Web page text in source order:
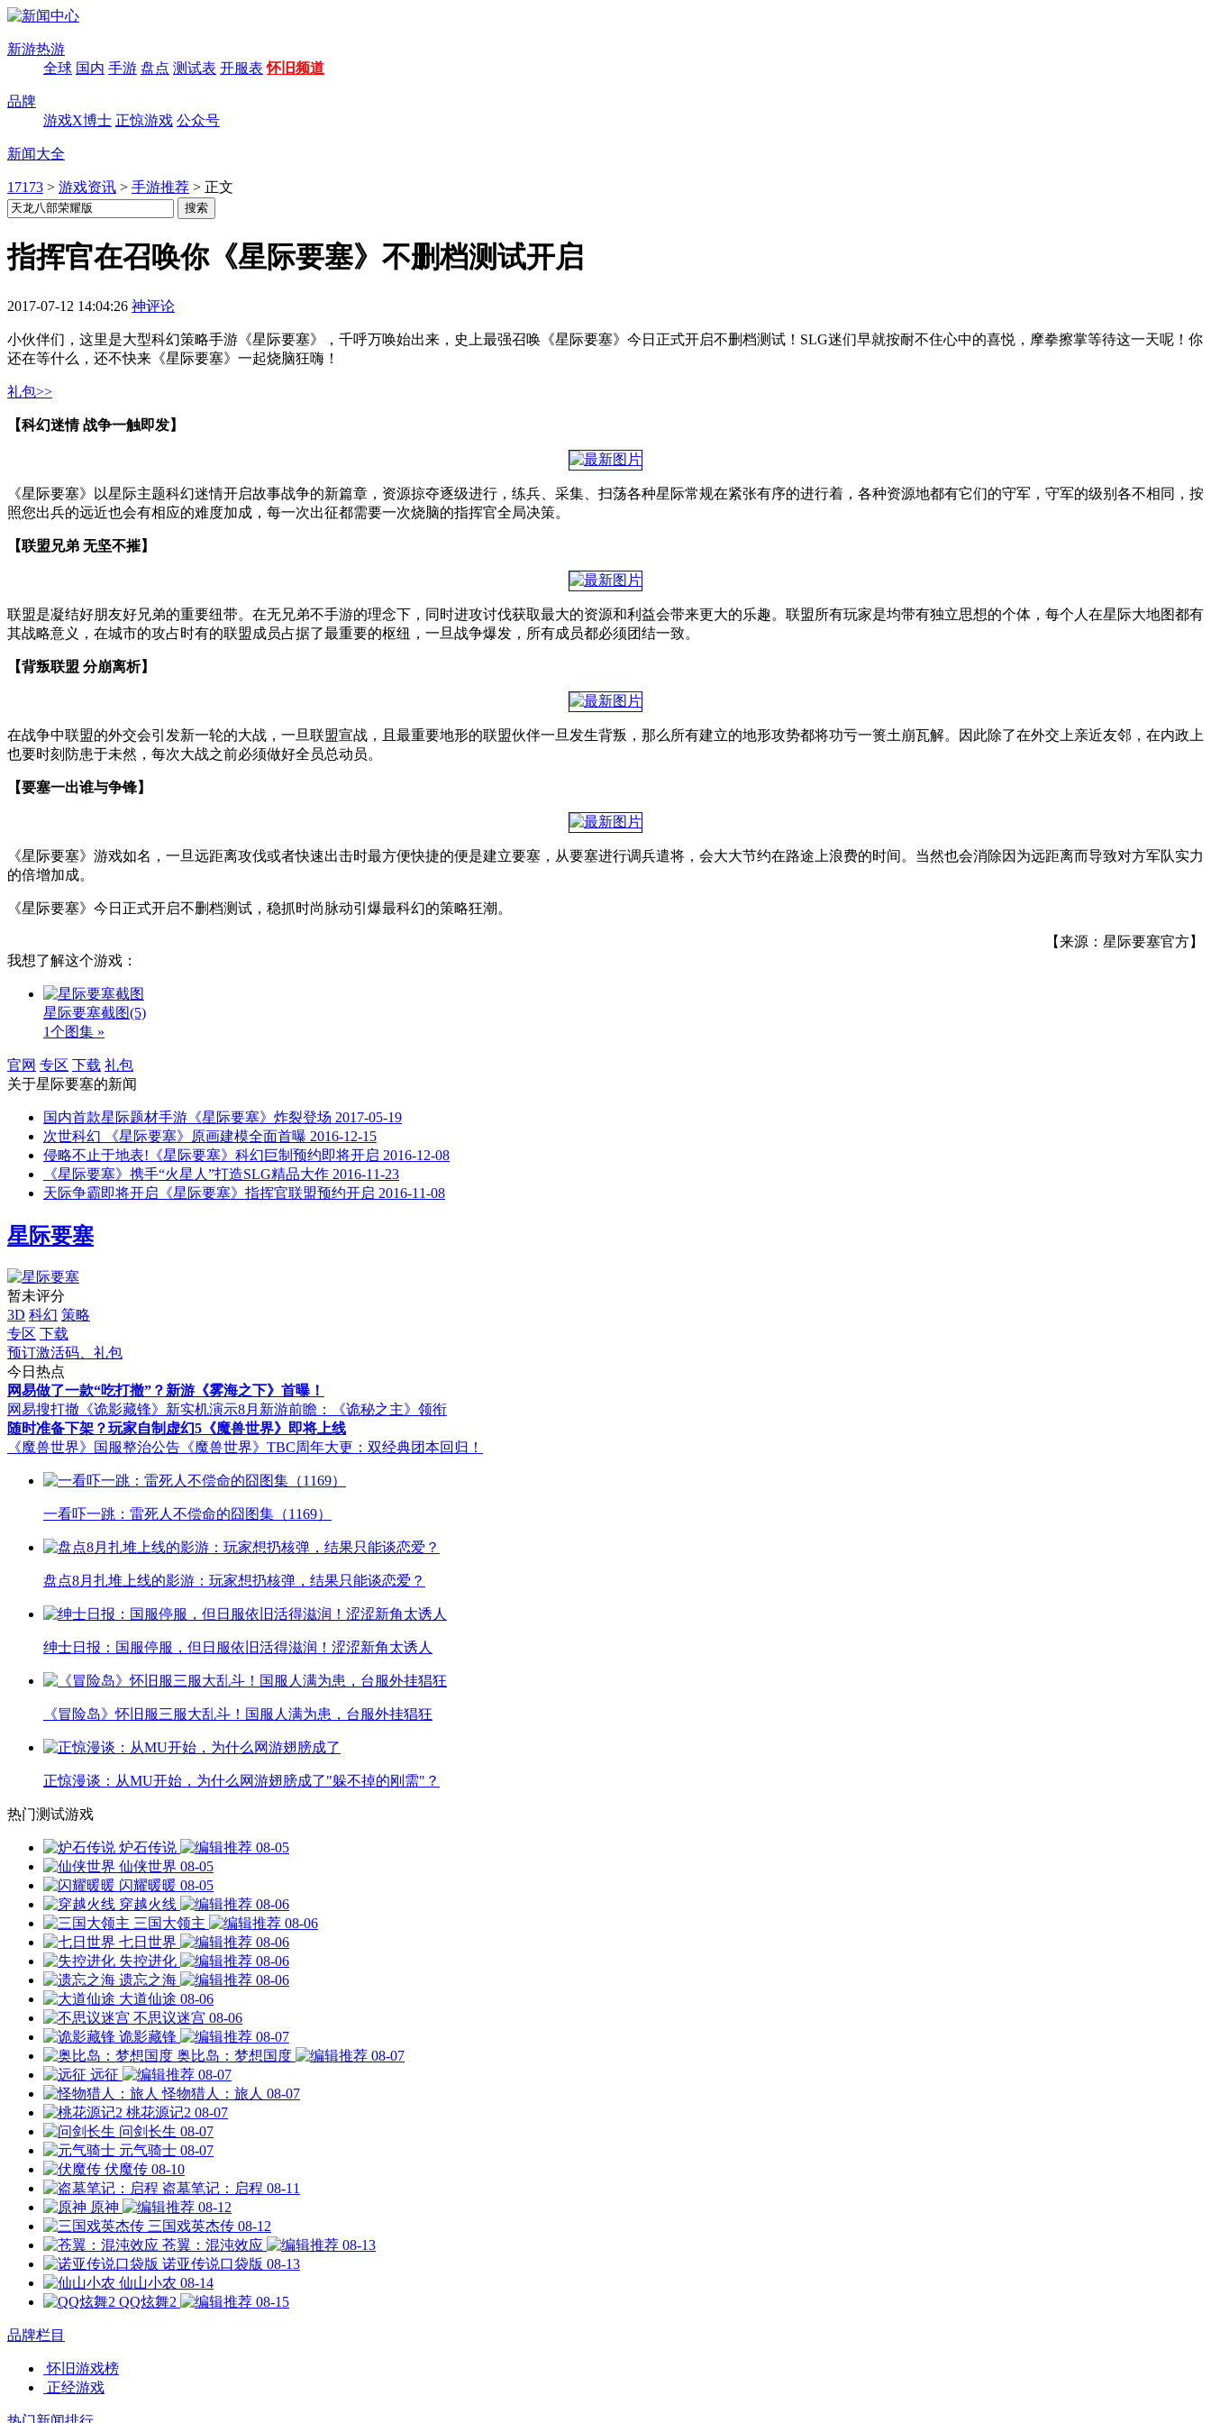
新游热游
全球 国内 手游 盘点 测试表 开服表 怀旧频道
品牌
游戏X博士 正惊游戏 公众号
新闻大全
17173 > 游戏资讯 > 手游推荐 > 正文
指挥官在召唤你《星际要塞》不删档测试开启
2017-07-12 14:04:26 神评论
小伙伴们，这里是大型科幻策略手游《星际要塞》，千呼万唤始出来，史上最强召唤《星际要塞》今日正式开启不删档测试！SLG迷们早就按耐不住心中的喜悦，摩拳擦掌等待这一天呢！你
还在等什么，还不快来《星际要塞》一起烧脑狂嗨！
礼包>>
【科幻迷情 战争一触即发】
《星际要塞》以星际主题科幻迷情开启故事战争的新篇章，资源掠夺逐级进行，练兵、采集、扫荡各种星际常规在紧张有序的进行着，各种资源地都有它们的守军，守军的级别各不相同，按
照您出兵的远近也会有相应的难度加成，每一次出征都需要一次烧脑的指挥官全局决策。
【联盟兄弟 无坚不摧】
联盟是凝结好朋友好兄弟的重要纽带。在无兄弟不手游的理念下，同时进攻讨伐获取最大的资源和利益会带来更大的乐趣。联盟所有玩家是均带有独立思想的个体，每个人在星际大地图都有
其战略意义，在城市的攻占时有的联盟成员占据了最重要的枢纽，一旦战争爆发，所有成员都必须团结一致。
【背叛联盟 分崩离析】
在战争中联盟的外交会引发新一轮的大战，一旦联盟宣战，且最重要地形的联盟伙伴一旦发生背叛，那么所有建立的地形攻势都将功亏一篑土崩瓦解。因此除了在外交上亲近友邻，在内政上
也要时刻防患于未然，每次大战之前必须做好全员总动员。
【要塞一出谁与争锋】
《星际要塞》游戏如名，一旦远距离攻伐或者快速出击时最方便快捷的便是建立要塞，从要塞进行调兵遣将，会大大节约在路途上浪费的时间。当然也会消除因为远距离而导致对方军队实力
的倍增加成。
《星际要塞》今日正式开启不删档测试，稳抓时尚脉动引爆最科幻的策略狂潮。
【来源：星际要塞官方】
我想了解这个游戏：
星际要塞截图(5)
1个图集 »
官网 专区 下载 礼包
关于星际要塞的新闻
国内首款星际题材手游《星际要塞》炸裂登场 2017-05-19
次世科幻 《星际要塞》原画建模全面首曝 2016-12-15
侵略不止于地表!《星际要塞》科幻巨制预约即将开启 2016-12-08
《星际要塞》携手“火星人”打造SLG精品大作 2016-11-23
天际争霸即将开启《星际要塞》指挥官联盟预约开启 2016-11-08
星际要塞
暂未评分
3D 科幻 策略
专区 下载
预订激活码、礼包
今日热点
网易做了一款“吃打撤”？新游《雾海之下》首曝！
网易搜打撤《诡影藏锋》新实机演示8月新游前瞻：《诡秘之主》领衔
随时准备下架？玩家自制虚幻5《魔兽世界》即将上线
《魔兽世界》国服整治公告 《魔兽世界》TBC周年大更：双经典团本回归！
一看吓一跳：雷死人不偿命的囧图集（1169）
盘点8月扎堆上线的影游：玩家想扔核弹，结果只能谈恋爱？
绅士日报：国服停服，但日服依旧活得滋润！涩涩新角太诱人
《冒险岛》怀旧服三服大乱斗！国服人满为患，台服外挂猖狂
正惊漫谈：从MU开始，为什么网游翅膀成了"躲不掉的刚需"？
热门测试游戏
炉石传说
08-05
仙侠世界 08-05
闪耀暖暖 08-05
穿越火线
08-06
三国大领主
08-06
七日世界
08-06
失控进化
08-06
遗忘之海
08-06
大道仙途 08-06
不思议迷宫 08-06
诡影藏锋
08-07
奥比岛：梦想国度
08-07
远征
08-07
怪物猎人：旅人 08-07
桃花源记2 08-07
问剑长生 08-07
元气骑士 08-07
伏魔传 08-10
盗墓笔记：启程 08-11
原神
08-12
三国戏英杰传 08-12
苍翼：混沌效应
08-13
诺亚传说口袋版 08-13
仙山小农 08-14
QQ炫舞2
08-15
品牌栏目
怀旧游戏榜
正经游戏